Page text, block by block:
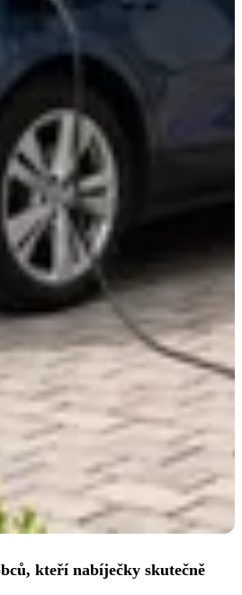
kteří nabíječky skutečně